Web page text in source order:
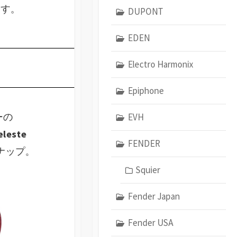
。
の
プ。
DUPONT
EDEN
Electro Harmonix
Epiphone
EVH
FENDER
Squier
Fender Japan
Fender USA